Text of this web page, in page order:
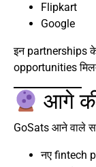
Flipkart
Google
इन partnerships के
opportunities
आगे
GoSats आने वाले
नए fintech